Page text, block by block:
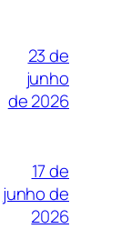
23 de
junho
de 2026
17 de
junho de
2026